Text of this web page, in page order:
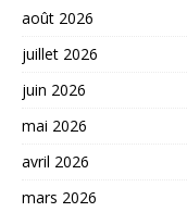
août 2026
juillet 2026
juin 2026
mai 2026
avril 2026
mars 2026